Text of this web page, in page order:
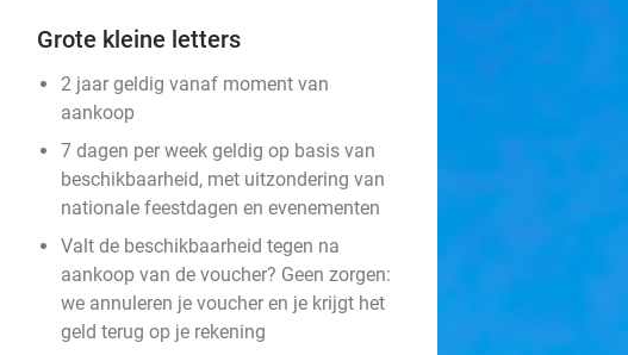
Grote kleine letters
2 jaar geldig vanaf moment van
aankoop
7 dagen per week geldig op basis van
beschikbaarheid, met uitzondering van
nationale feestdagen en evenementen
Valt de beschikbaarheid tegen na
aankoop van de voucher? Geen zorgen:
we annuleren je voucher en je krijgt het
geld terug op je rekening